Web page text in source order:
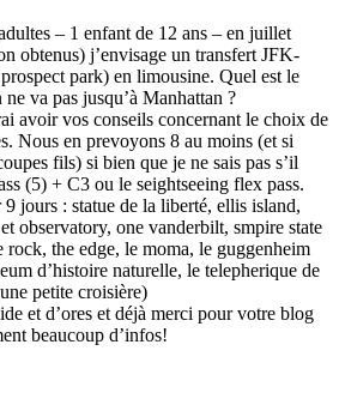
– 1 enfant de 12 ans – en juillet
obtenus) j’envisage un transfert JFK-
park) en limousine. Quel est le
va pas jusqu’à Manhattan ?
avoir vos conseils concernant le choix de
Nous en prevoyons 8 au moins (et si
fils) si bien que je ne sais pas s’il
(5) + C3 ou le seightseeing flex pass.
jours : statue de la liberté, ellis island,
observatory, one vanderbilt, smpire state
the edge, le moma, le guggenheim
d’histoire naturelle, le telepherique de
petite croisière)
et d’ores et déjà merci pour votre blog
beaucoup d’infos!